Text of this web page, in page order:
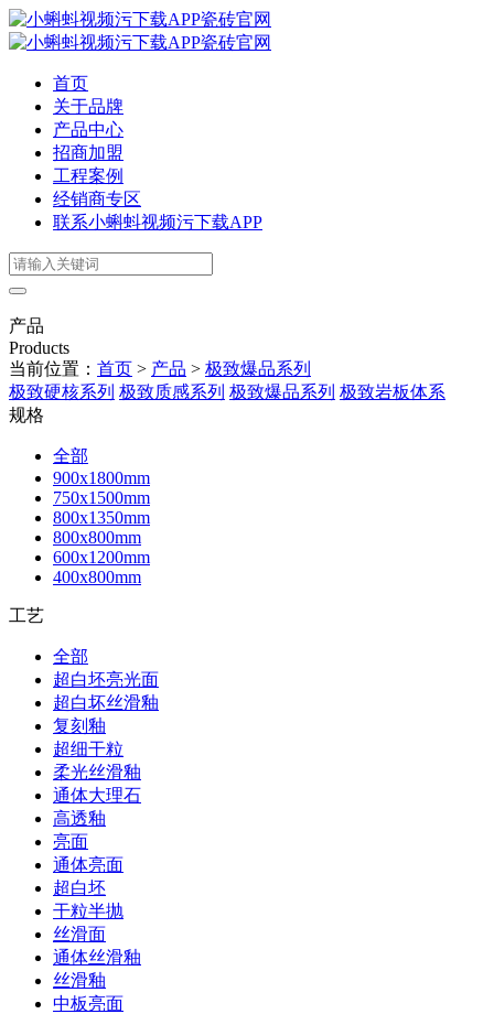
首页
关于品牌
产品中心
招商加盟
工程案例
经销商专区
联系小蝌蚪视频污下载APP
产品
Products
当前位置： 首页 > 产品 > 极致爆品系列
极致硬核系列 极致质感系列 极致爆品系列 极致岩板体系
规格
全部
900x1800mm
750x1500mm
800x1350mm
800x800mm
600x1200mm
400x800mm
工艺
全部
超白坯亮光面
超白坏丝滑釉
复刻釉
超细干粒
柔光丝滑釉
通体大理石
高透釉
亮面
通体亮面
超白坯
干粒半抛
丝滑面
通体丝滑釉
丝滑釉
中板亮面